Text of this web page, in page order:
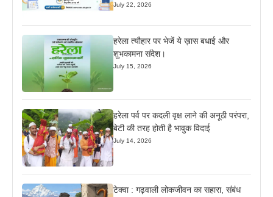
July 22, 2026
हरेला त्यौहार पर भेजें ये ख़ास बधाई और
शुभकामना संदेश।
July 15, 2026
हरेला पर्व पर कदली वृक्ष लाने की अनूठी परंपरा,
बेटी की तरह होती है भावुक विदाई
July 14, 2026
टेक्वा : गढ़वाली लोकजीवन का सहारा, संबंध